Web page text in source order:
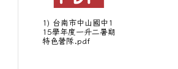
1) 台南市中山國中1
15學年度一升二暑期
特色營隊.pdf